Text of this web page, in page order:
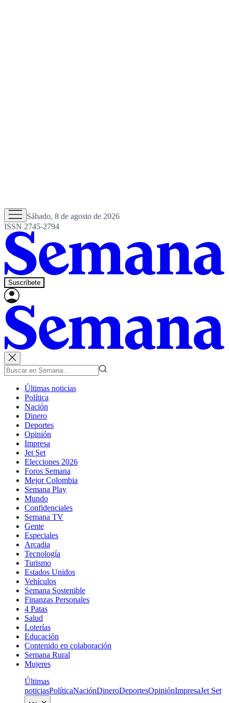
Sábado, 8 de agosto de 2026
ISSN 2745-2794
Suscríbete
Últimas noticias
Política
Nación
Dinero
Deportes
Opinión
Impresa
Jet Set
Elecciones 2026
Foros Semana
Mejor Colombia
Semana Play
Mundo
Confidenciales
Semana TV
Gente
Especiales
Arcadia
Tecnología
Turismo
Estados Unidos
Vehículos
Semana Sostenible
Finanzas Personales
4 Patas
Salud
Loterías
Educación
Contenido en colaboración
Semana Rural
Mujeres
Últimas
noticiasPolíticaNaciónDineroDeportesOpiniónImpresaJet Set